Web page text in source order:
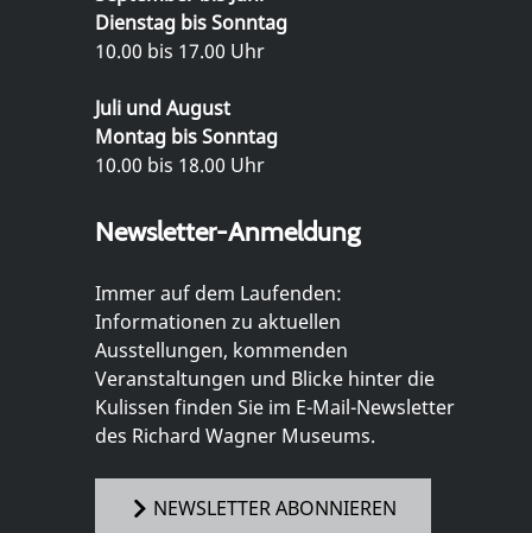
Dienstag bis Sonntag
10.00 bis 17.00 Uhr
Juli und August
Montag bis Sonntag
10.00 bis 18.00 Uhr
Newsletter-Anmeldung
Immer auf dem Laufenden:
Informationen zu aktuellen
Ausstellungen, kommenden
Veranstaltungen und Blicke hinter die
Kulissen finden Sie im E-Mail-Newsletter
des Richard Wagner Museums.
NEWSLETTER ABONNIEREN